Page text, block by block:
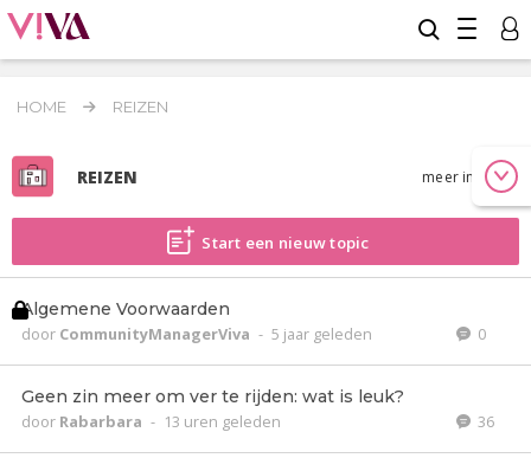
HOME REIZEN
REIZEN meer info
Start een nieuw topic
Algemene Voorwaarden
door CommunityManagerViva - 5 jaar geleden 0
Geen zin meer om ver te rijden: wat is leuk?
door Rabarbara - 13 uren geleden 36